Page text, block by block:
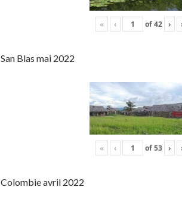
« ‹ of42 ›
San Blas mai 2022
« ‹ of53 ›
Colombie avril 2022